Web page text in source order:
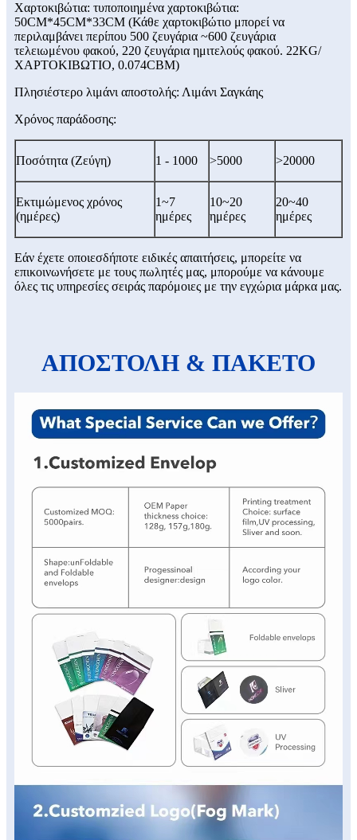
Χαρτοκιβώτια: τυποποιημένα χαρτοκιβώτια:
50CM*45CM*33CM (Κάθε χαρτοκιβώτιο μπορεί να
περιλαμβάνει περίπου 500 ζευγάρια ~600 ζευγάρια
τελειωμένου φακού, 220 ζευγάρια ημιτελούς φακού. 22KG/
ΧΑΡΤΟΚΙΒΩΤΙΟ, 0.074CBM)
Πλησιέστερο λιμάνι αποστολής: Λιμάνι Σαγκάης
Χρόνος παράδοσης:
Ποσότητα (Ζεύγη) 1 - 1000 >5000 >20000
Εκτιμώμενος χρόνος
(ημέρες)
1~7
ημέρες
10~20
ημέρες
20~40
ημέρες
Εάν έχετε οποιεσδήποτε ειδικές απαιτήσεις, μπορείτε να
επικοινωνήσετε με τους πωλητές μας, μπορούμε να κάνουμε
όλες τις υπηρεσίες σειράς παρόμοιες με την εγχώρια μάρκα μας.
ΑΠΟΣΤΟΛΗ & ΠΑΚΕΤΟ